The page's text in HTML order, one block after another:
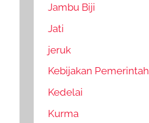
Jambu Biji
Jati
jeruk
Kebijakan Pemerintah
Kedelai
Kurma